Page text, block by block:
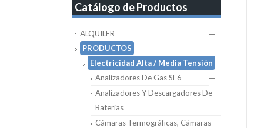
Catálogo de Productos
ALQUILER
PRODUCTOS
Electricidad Alta / Media Tensión
Analizadores De Gas SF6
Analizadores Y Descargadores De
Baterias
Cámaras Termográficas, Cámaras